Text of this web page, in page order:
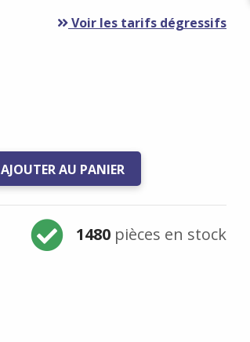
Voir les tarifs dégressifs
AJOUTER AU PANIER
1480pièces en stock